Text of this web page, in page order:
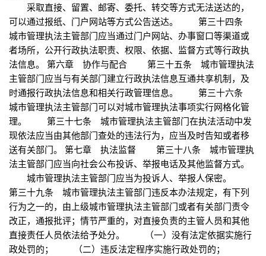
采取直接、留置、邮寄、委托、转交等方式无法送达的，
可以通过报纸、门户网站等方式公告送达。 第三十四条
城市管理执法主管部门应当通过门户网站、办事窗口等渠道或
者场所，公开行政执法职责、权限、依据、监督方式等行政执
法信息。 第六章 协作与配合 第三十五条 城市管理执法
主管部门应当与有关部门建立行政执法信息互通共享机制，及
时通报行政执法信息和相关行政管理信息。 第三十六条
城市管理执法主管部门可以对城市管理执法事项实行网格化管
理。 第三十七条 城市管理执法主管部门在执法活动中发
现依法应当由其他部门查处的违法行为，应当及时告知或者移
送有关部门。 第七章 执法监督 第三十八条 城市管理执
法主管部门应当向社会公布投诉、举报电话及其他监督方式。
城市管理执法主管部门应当为投诉人、举报人保密。
第三十九条 城市管理执法主管部门违反本办法规定，有下列
行为之一的，由上级城市管理执法主管部门或者有关部门责令
改正，通报批评；情节严重的，对直接负责的主管人员和其他
直接责任人员依法给予处分。 （一）没有法定依据实施行
政处罚的； （二）违反法定程序实施行政处罚的；